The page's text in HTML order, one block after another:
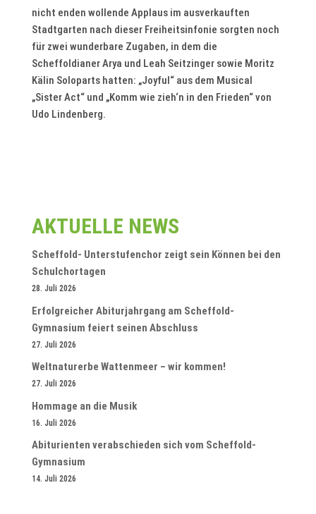
nicht enden wollende Applaus im ausverkauften
Stadtgarten nach dieser Freiheitsinfonie sorgten noch
für zwei wunderbare Zugaben, in dem die
Scheffoldianer Arya und Leah Seitzinger sowie Moritz
Kälin Soloparts hatten: „Joyful“ aus dem Musical
„Sister Act“ und „Komm wie zieh‘n in den Frieden“ von
Udo Lindenberg.
AKTUELLE NEWS
Scheffold- Unterstufenchor zeigt sein Können bei den
Schulchortagen
28. Juli 2026
Erfolgreicher Abiturjahrgang am Scheffold-
Gymnasium feiert seinen Abschluss
27. Juli 2026
Weltnaturerbe Wattenmeer – wir kommen!
27. Juli 2026
Hommage an die Musik
16. Juli 2026
Abiturienten verabschieden sich vom Scheffold-
Gymnasium
14. Juli 2026